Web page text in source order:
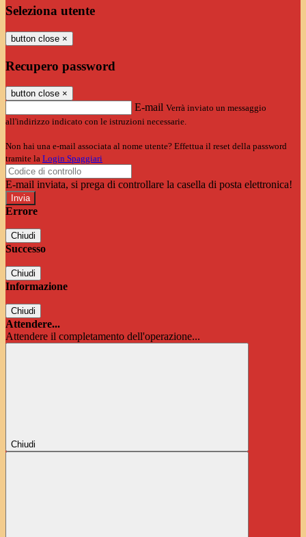
Seleziona utente
button close ×
Recupero password
button close ×
E-mail Verrà inviato un messaggio
all'indirizzo indicato con le istruzioni necessarie.
Non hai una e-mail associata al nome utente? Effettua il reset della password
tramite la Login Spaggiari
E-mail inviata, si prega di controllare la casella di posta elettronica!
Errore
Chiudi
Successo
Chiudi
Informazione
Chiudi
Attendere...
Attendere il completamento dell'operazione...
Chiudi